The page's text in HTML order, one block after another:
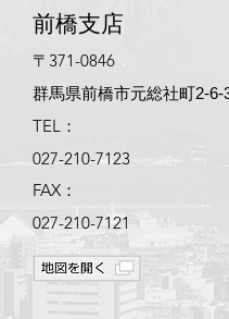
前橋支店
〒371-0846
群馬県前橋市元総社町2-6-
TEL：
027-210-7123
FAX：
027-210-7121